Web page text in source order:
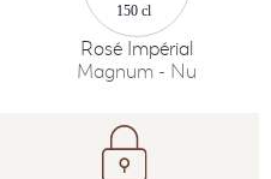
150 cl
Rosé Impérial
Magnum - Nu